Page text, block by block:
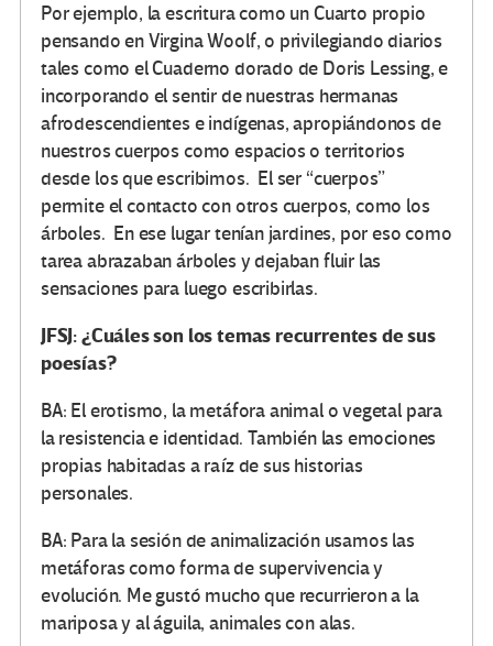
Por ejemplo, la escritura como un Cuarto propio
pensando en Virgina Woolf, o privilegiando diarios
tales como el Cuaderno dorado de Doris Lessing, e
incorporando el sentir de nuestras hermanas
afrodescendientes e indígenas, apropiándonos de
nuestros cuerpos como espacios o territorios
desde los que escribimos. El ser “cuerpos”
permite el contacto con otros cuerpos, como los
árboles. En ese lugar tenían jardines, por eso como
tarea abrazaban árboles y dejaban fluir las
sensaciones para luego escribirlas.
JFSJ: ¿Cuáles son los temas recurrentes de sus
poesías?
BA: El erotismo, la metáfora animal o vegetal para
la resistencia e identidad. También las emociones
propias habitadas a raíz de sus historias
personales.
BA: Para la sesión de animalización usamos las
metáforas como forma de supervivencia y
evolución. Me gustó mucho que recurrieron a la
mariposa y al águila, animales con alas.